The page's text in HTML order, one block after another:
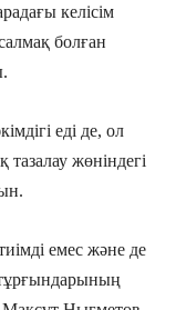
келісім
болған
еді де, ол
жөніндегі
емес және де